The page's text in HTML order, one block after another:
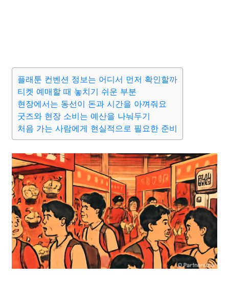
플래툰 컨벤션 정보는 어디서 먼저 확인할까
티켓 예매할 때 놓치기 쉬운 부분
현장에서는 동선이 돈과 시간을 아껴줘요
굿즈와 현장 소비는 예산을 나눠두기
처음 가는 사람에게 현실적으로 필요한 준비